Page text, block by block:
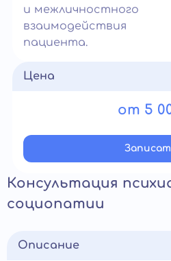
и межличностного
взаимодействия
пациента.
Цена
от 5
Консультация
социопатии
Описание